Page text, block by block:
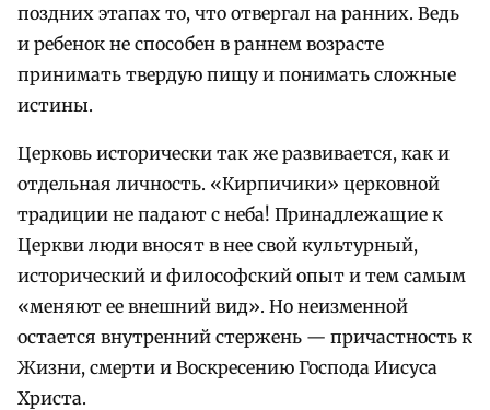
поздних этапах то, что отвергал на ранних. Ведь
и ребенок не способен в раннем возрасте
принимать твердую пищу и понимать сложные
истины.
Церковь исторически так же развивается, как и
отдельная личность. «Кирпичики» церковной
традиции не падают с неба! Принадлежащие к
Церкви люди вносят в нее свой культурный,
исторический и философский опыт и тем самым
«меняют ее внешний вид». Но неизменной
остается внутренний стержень — причастность к
Жизни, смерти и Воскресению Господа Иисуса
Христа.